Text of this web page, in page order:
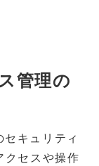
管理の
キュリティ
クセスや操作